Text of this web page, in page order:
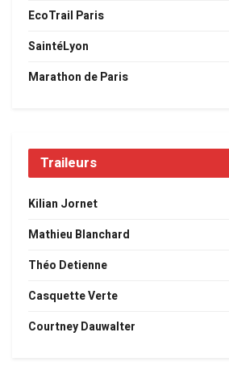
EcoTrail Paris
SaintéLyon
Marathon de Paris
Traileurs
Kilian Jornet
Mathieu Blanchard
Théo Detienne
Casquette Verte
Courtney Dauwalter